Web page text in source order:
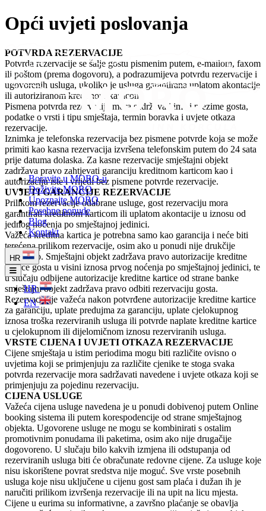
Boravite u MORO-u
Doživite MORO
Upoznajte MORO
Posebne ponude
Blog
Kontakt
HR
HR
EN
Opći uvjeti poslovanja
POTVRDA REZERVACIJE
Potvrda rezervacije se šalje gostu pismenim putem, e-mailom, faxom
ili poštom (prema dogovoru), a podrazumijeva potvrdu rezervacije i
ugovorenih usluga, ukoliko je usluga garantirana uplatom akontacije
ili autoriziranom kreditnom karticom.
Pismena potvrda rezervacije mora sadržavati ime i prezime gosta,
podatke o vrsti i tipu smještaja, termin boravka i uvjete otkaza
rezervacije.
Iznimka je telefonska rezervacija bez pismene potvrde koja se može
primiti kao kasna rezervacija izvršena telefonskim putem do 24 sata
prije datuma dolaska. Za kasne rezervacije smještajni objekt
zadržava pravo zahtjevati garanciju kreditnom karticom kao i
autorizaciju iste i vrijedi bez pismene potvrde rezervacije.
UVJETI GARANCIJE REZERVACIJE
Prilikom rezervacije odabrane usluge, gost rezervaciju mora
garantirati kreditnom karticom ili uplatom akontacije u iznosu od
jednog noćenja po smještajnoj jedinici.
Važeća kreditna kartica je potrebna samo kao garancija i neće biti
terećena prilikom rezervacije, osim ako u ponudi nije drukčije
navedeno. Smještajni objekt zadržava pravo autorizacije kreditne
kartice gosta u visini iznosa prvog noćenja po smještajnoj jedinici, te
u slučaju odbijene autorizacije kreditne kartice od strane banke
smještajni objekt zadržava pravo odbiti rezervaciju gosta.
Rezervacija je važeća nakon potvrđene autorizacije kreditne kartice
za garanciju, uplate predujma za garanciju, uplate cjelokupnog
iznosa troška rezerviranih usluga ili potvrde naplate kreditne kartice
u cjelokupnom ili dijelomičnom iznosu rezerviranih usluga.
VRSTE CIJENA I UVJETI OTKAZA REZERVACIJE
Cijene smještaja u istim periodima mogu biti različite ovisno o
uvjetima koji se primjenjuju za različite cjenike te stoga svaka
potvrda rezervacije mora sadržavati navedene i uvjete otkaza koji se
primjenjuju za pojedinu rezervaciju.
CIJENA USLUGE
Važeća cijena usluge navedena je u ponudi dobivenoj putem Online
booking sistema ili putem korespodencije od strane smještajnog
objekta. Ugovorene usluge ne mogu se kombinirati s ostalim
promotivnim ponudama ili paketima, osim ako nije drugačije
dogovoreno. U slučaju bilo kakvih izmjena ili odstupanja od
rezerviranih usluga biti će obračunate redovne cijene. Za usluge koje
nisu iskorištene povrat sredstva nije moguć. Sve vrste posebnih
usluga koje nisu uključene u cijenu gost sam plaća i dužan ih je
naručiti prilikom izvršenja rezervacije ili na upit na licu mjesta.
Cijene u eurima su informativne, a završno plaćanje se obavlja